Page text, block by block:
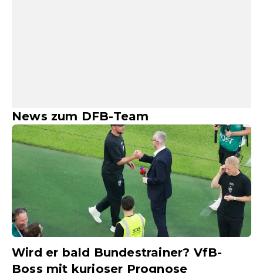
News zum DFB-Team
Wird er bald Bundestrainer? VfB-
Boss mit kurioser Prognose